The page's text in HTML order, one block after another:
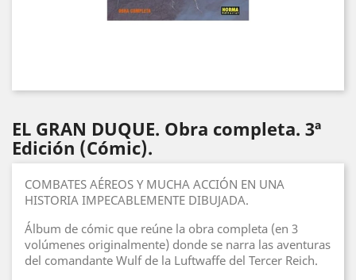
EL GRAN DUQUE. Obra completa. 3ª
Edición (Cómic).
COMBATES AÉREOS Y MUCHA ACCIÓN EN UNA
HISTORIA IMPECABLEMENTE DIBUJADA.
Álbum de cómic que reúne la obra completa (en 3
volúmenes originalmente) donde se narra las aventuras
del comandante Wulf de la Luftwaffe del Tercer Reich.